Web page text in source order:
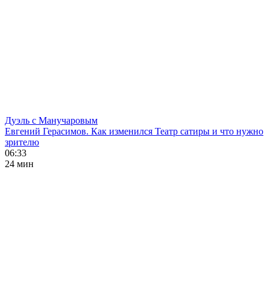
Дуэль с Манучаровым
Евгений Герасимов. Как изменился Театр сатиры и что нужно
зрителю
06:33
24 мин